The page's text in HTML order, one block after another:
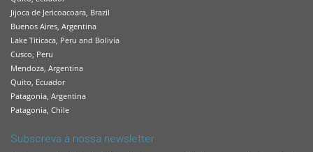
Jijoca de Jericoacoara, Brazil
Buenos Aires, Argentina
Lake Titicaca, Peru and Bolivia
Cusco, Peru
Mendoza, Argentina
Quito, Ecuador
Patagonia, Argentina
Patagonia, Chile
Subscreva à nossa newsletter